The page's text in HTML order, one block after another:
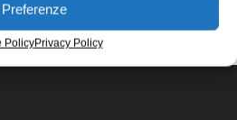
Preferenze
PolicyPrivacy Policy